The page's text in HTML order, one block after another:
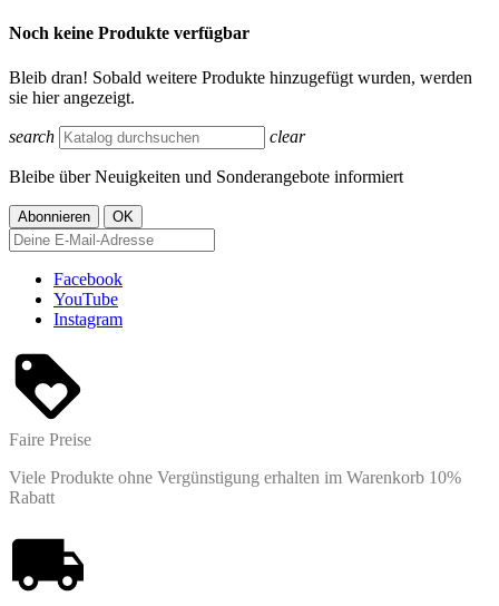
Noch keine Produkte verfügbar
Bleib dran! Sobald weitere Produkte hinzugefügt wurden, werden
sie hier angezeigt.
search clear
Bleibe über Neuigkeiten und Sonderangebote informiert
Facebook
YouTube
Instagram
Faire Preise
Viele Produkte ohne Vergünstigung erhalten im Warenkorb 10%
Rabatt